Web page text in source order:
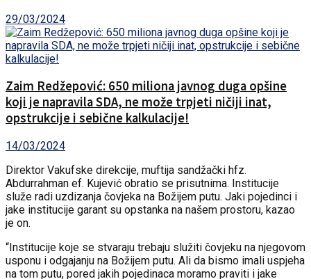
29/03/2024
Zaim Redžepović: 650 miliona javnog duga opšine
koji je napravila SDA, ne može trpjeti ničiji inat,
opstrukcije i sebične kalkulacije!
14/03/2024
Direktor Vakufske direkcije, muftija sandžački hfz.
Abdurrahman ef. Kujević obratio se prisutnima. Institucije
služe radi uzdizanja čovjeka na Božijem putu. Jaki pojedinci i
jake institucije garant su opstanka na našem prostoru, kazao
je on.
“Institucije koje se stvaraju trebaju služiti čovjeku na njegovom
usponu i odgajanju na Božijem putu. Ali da bismo imali uspjeha
na tom putu, pored jakih pojedinaca moramo praviti i jake